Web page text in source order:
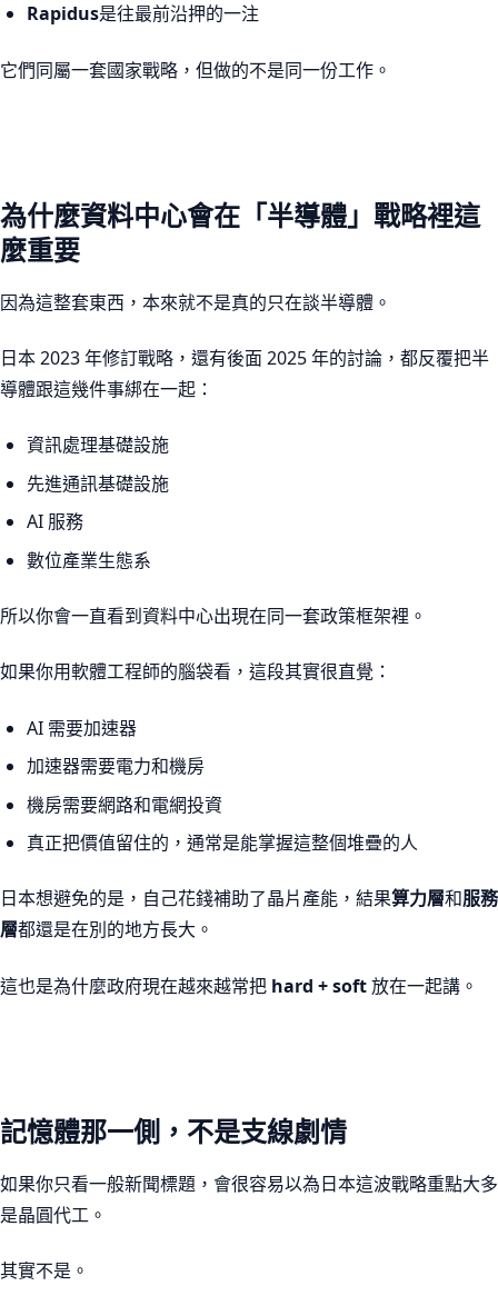
Rapidus是往最前沿押的一注
它們同屬一套國家戰略，但做的不是同一份工作。
為什麼資料中心會在「半導體」戰略裡這
麼重要
因為這整套東西，本來就不是真的只在談半導體。
日本 2023 年修訂戰略，還有後面 2025 年的討論，都反覆把半
導體跟這幾件事綁在一起：
資訊處理基礎設施
先進通訊基礎設施
AI 服務
數位產業生態系
所以你會一直看到資料中心出現在同一套政策框架裡。
如果你用軟體工程師的腦袋看，這段其實很直覺：
AI 需要加速器
加速器需要電力和機房
機房需要網路和電網投資
真正把價值留住的，通常是能掌握這整個堆疊的人
日本想避免的是，自己花錢補助了晶片產能，結果算力層和服務
層都還是在別的地方長大。
這也是為什麼政府現在越來越常把 hard + soft放在一起講。
記憶體那一側，不是支線劇情
如果你只看一般新聞標題，會很容易以為日本這波戰略重點大多
是晶圓代工。
其實不是。